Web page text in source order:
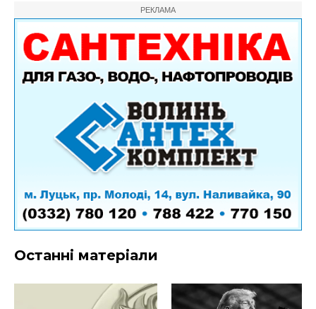
РЕКЛАМА
Останні матеріали